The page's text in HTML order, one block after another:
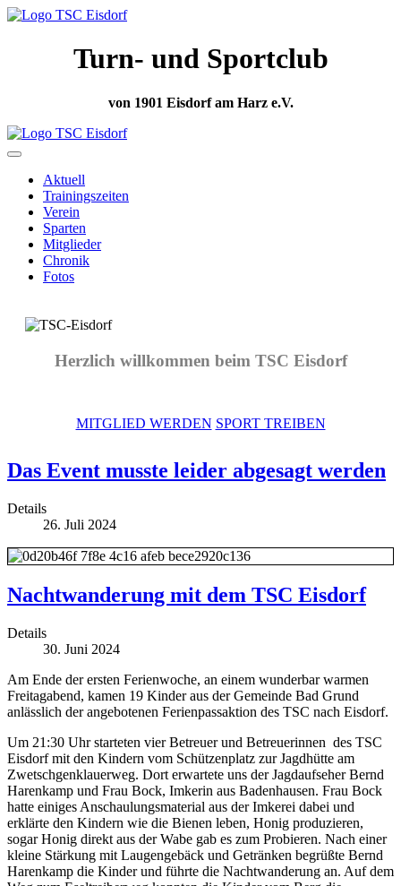
Turn- und Sportclub
von 1901 Eisdorf am Harz e.V.
Aktuell
Trainingszeiten
Verein
Sparten
Mitglieder
Chronik
Fotos
Herzlich willkommen beim TSC Eisdorf
MITGLIED WERDEN SPORT TREIBEN
Das Event musste leider abgesagt werden
Details
26. Juli 2024
Nachtwanderung mit dem TSC Eisdorf
Details
30. Juni 2024
Am Ende der ersten Ferienwoche, an einem wunderbar warmen
Freitagabend, kamen 19 Kinder aus der Gemeinde Bad Grund
anlässlich der angebotenen Ferienpassaktion des TSC nach Eisdorf.
Um 21:30 Uhr starteten vier Betreuer und Betreuerinnen des TSC
Eisdorf mit den Kindern vom Schützenplatz zur Jagdhütte am
Zwetschgenklauerweg. Dort erwartete uns der Jagdaufseher Bernd
Harenkamp und Frau Bock, Imkerin aus Badenhausen. Frau Bock
hatte einiges Anschaulungsmaterial aus der Imkerei dabei und
erklärte den Kindern wie die Bienen leben, Honig produzieren,
sogar Honig direkt aus der Wabe gab es zum Probieren. Nach einer
kleine Stärkung mit Laugengebäck und Getränken begrüßte Bernd
Harenkamp die Kinder und führte die Nachtwanderung an. Auf dem